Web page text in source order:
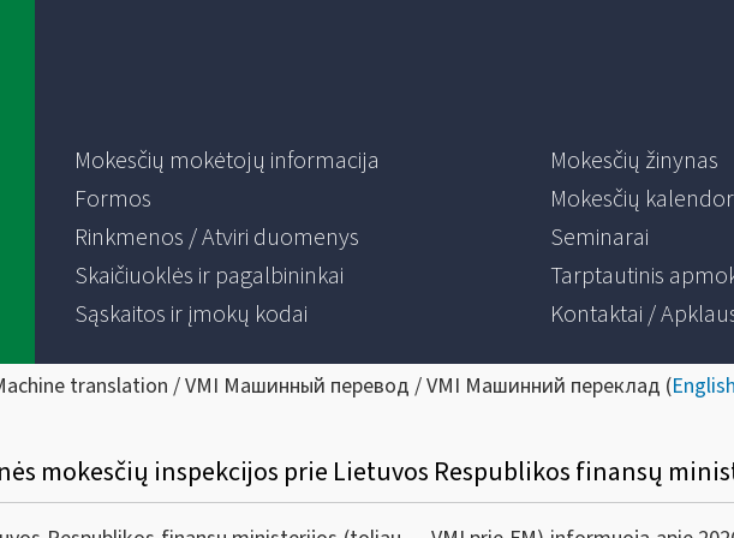
Mokesčių mokėtojų informacija
Formos
Rinkmenos / Atviri duomenys
Skaičiuoklės ir pagalbininkai
Sąskaitos ir įmokų kodai
Mokesčių žinynas
Mokesčių
Seminarai
Tarptautinis
Kontaktai /
translation / VMI Машинный перевод / VMI Машинний переклад (English